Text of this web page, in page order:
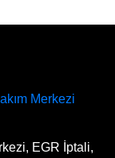
EGR İptali,